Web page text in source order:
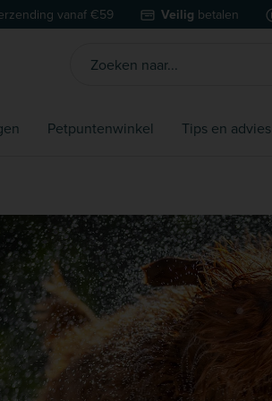
vanaf €59 Veilig betalen
Petpuntenwinkel Tips en advies